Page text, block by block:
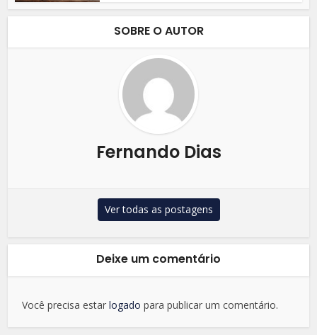
SOBRE O AUTOR
Fernando Dias
Ver todas as postagens
Deixe um comentário
Você precisa estarlogado para publicar um comentário.